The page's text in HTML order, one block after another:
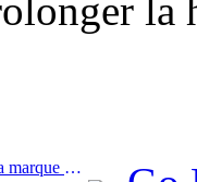
la
Prev:China Travel Group a lancé la marque « China Travel Good Times » pour se développer sur le marché du tourisme senior.